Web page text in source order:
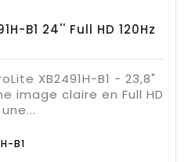
B1 24'' Full HD 120Hz
XB2491H-B1 - 23,8"
image claire en Full HD
B1